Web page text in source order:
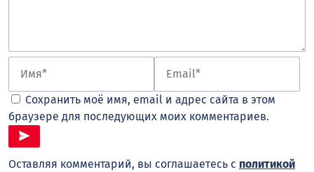
Сохранить моё имя, email и адрес сайта в этом
браузере для последующих моих комментариев.
Оставляя комментарий, вы соглашаетесь с политикой